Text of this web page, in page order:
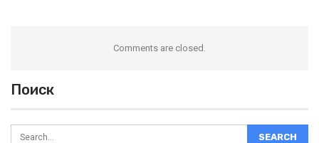
Comments are closed.
Поиск